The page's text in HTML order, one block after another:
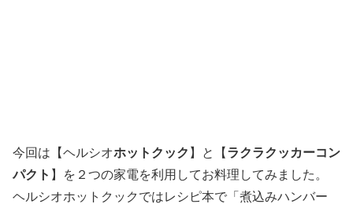
今回は【ヘルシオホットクック 】と【 ラクラクッカーコン
パクト 】を２つの家電を利用してお料理してみました。
ヘルシオホットクックではレシピ本で「煮込みハンバー